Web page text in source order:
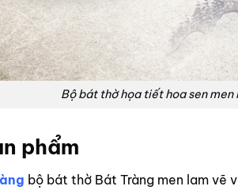
Bộ bát thờ họa tiết hoa sen men
phẩm
bộ bát thờ Bát Tràng men lam vẽ